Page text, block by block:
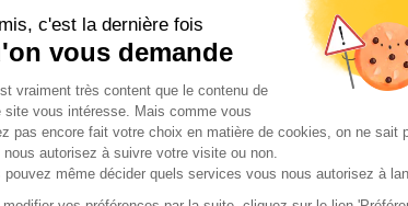
plus désirant(e) ? Quels sont les critères d’un ou